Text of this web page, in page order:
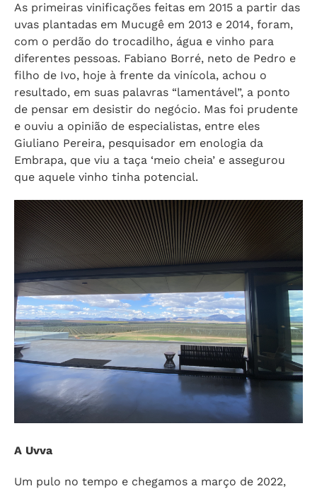
As primeiras vinificações feitas em 2015 a partir das
uvas plantadas em Mucugê em 2013 e 2014, foram,
com o perdão do trocadilho, água e vinho para
diferentes pessoas. Fabiano Borré, neto de Pedro e
filho de Ivo, hoje à frente da vinícola, achou o
resultado, em suas palavras “lamentável”, a ponto
de pensar em desistir do negócio. Mas foi prudente
e ouviu a opinião de especialistas, entre eles
Giuliano Pereira, pesquisador em enologia da
Embrapa, que viu a taça ‘meio cheia’ e assegurou
que aquele vinho tinha potencial.
A Uvva
Um pulo no tempo e chegamos a março de 2022,